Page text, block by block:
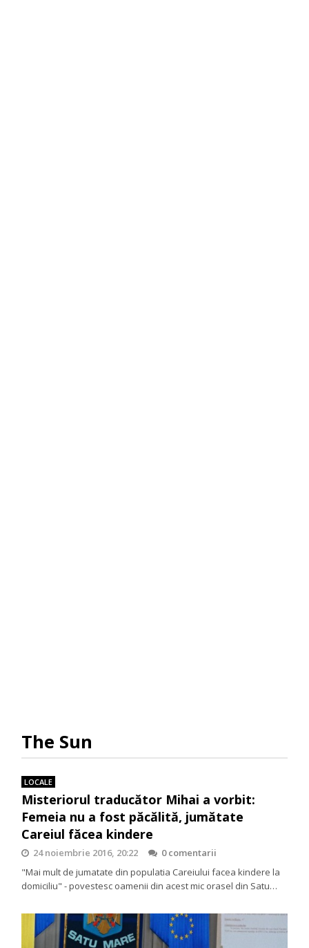
The Sun
LOCALE
Misteriorul traducător Mihai a vorbit:
Femeia nu a fost păcălită, jumătate
Careiul făcea kindere
24 noiembrie 2016, 20:22
0 comentarii
"Mai mult de jumatate din populatia Careiului facea kindere la
domiciliu" - povestesc oamenii din acest mic orasel din Satu…